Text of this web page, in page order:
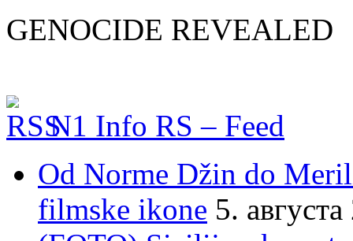
GENOCIDE REVEALED
N1 Info RS – Feed
Od Norme Džin do
filmske ikone 5.